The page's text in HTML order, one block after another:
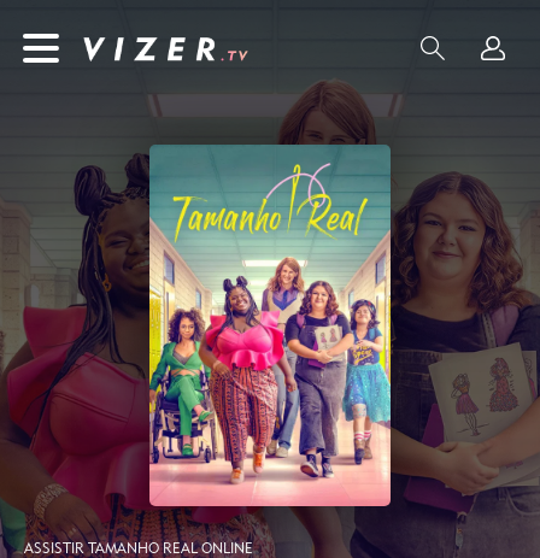
ASSISTIR TAMANHO REAL ONLINE